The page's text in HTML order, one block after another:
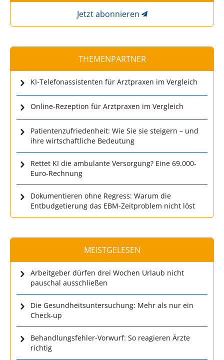
Jetzt abonnieren
THEMENPARTNER
KI-Telefonassistenten für Arztpraxen im Vergleich
Online-Rezeption für Arztpraxen im Vergleich
Patientenzufriedenheit: Wie Sie sie steigern – und
ihre wirtschaftliche Bedeutung
Rettet KI die ambulante Versorgung? Eine 69.000-
Euro-Rechnung
Dokumentieren ohne Regress: Warum die
Entbudgetierung das EBM-Zeitproblem nicht löst
MEISTGELESEN
Arbeitgeber dürfen drei Wochen Urlaub nicht
pauschal ausschließen
Die Gesundheitsuntersuchung: Mehr als nur ein
Check-up
Behandlungsfehler-Vorwurf: So reagieren Ärzte
richtig